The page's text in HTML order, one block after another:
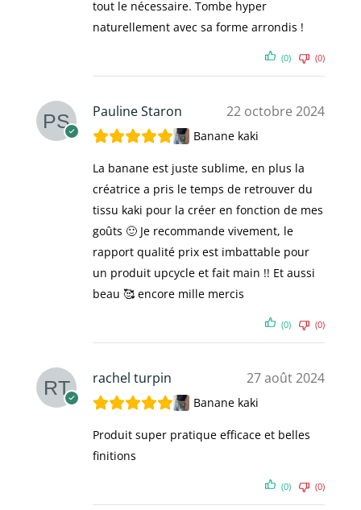
tout le nécessaire. Tombe hyper
naturellement avec sa forme arrondis !
(0) (0)
Pauline Staron 22 octobre 2024
Banane kaki
La banane est juste sublime, en plus la
créatrice a pris le temps de retrouver du
tissu kaki pour la créer en fonction de mes
goûts 🙂 Je recommande vivement, le
rapport qualité prix est imbattable pour
un produit upcycle et fait main !! Et aussi
beau 🥰 encore mille mercis
(0) (0)
rachel turpin 27 août 2024
Banane kaki
Produit super pratique efficace et belles
finitions
(0) (0)